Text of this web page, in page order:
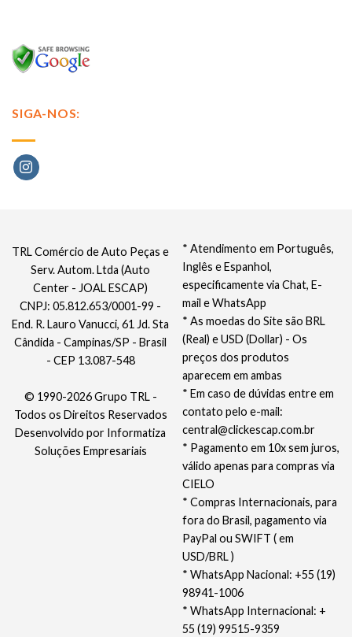
SIGA-NOS:
* Atendimento em Português,
Inglês e Espanhol,
especificamente via Chat, E-
mail e WhatsApp
* As moedas do Site são BRL
(Real) e USD (Dollar) - Os
preços dos produtos
aparecem em ambas
* Em caso de dúvidas entre em
contato pelo e-mail:
central@clickescap.com.br
* Pagamento em 10x sem juros,
válido apenas para compras via
CIELO
* Compras Internacionais, para
fora do Brasil, pagamento via
PayPal ou SWIFT ( em
USD/BRL )
* WhatsApp Nacional: +55 (19)
98941-1006
* WhatsApp Internacional: +
55 (19) 99515-9359
TRL Comércio de Auto Peças e
Serv. Autom. Ltda (Auto
Center - JOAL ESCAP)
CNPJ: 05.812.653/0001-99 -
End. R. Lauro Vanucci, 61 Jd. Sta
Cândida - Campinas/SP - Brasil
- CEP 13.087-548
© 1990-2026 Grupo TRL -
Todos os Direitos Reservados
Desenvolvido por Informatiza
Soluções Empresariais